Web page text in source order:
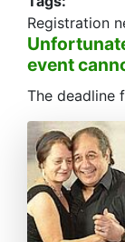
Registration
event
The deadline